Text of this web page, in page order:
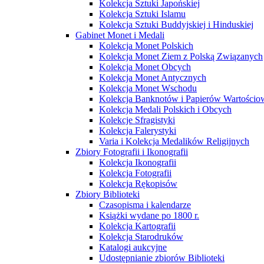
Kolekcja Sztuki Japońskiej
Kolekcja Sztuki Islamu
Kolekcja Sztuki Buddyjskiej i Hinduskiej
Gabinet Monet i Medali
Kolekcja Monet Polskich
Kolekcja Monet Ziem z Polską Związanych
Kolekcja Monet Obcych
Kolekcja Monet Antycznych
Kolekcja Monet Wschodu
Kolekcja Banknotów i Papierów
Kolekcja Medali Polskich i Obcych
Kolekcje Sfragistyki
Kolekcja Falerystyki
Varia i Kolekcja Medalików Religijnych
Zbiory Fotografii i Ikonografii
Kolekcja Ikonografii
Kolekcja Fotografii
Kolekcja Rękopisów
Zbiory Biblioteki
Czasopisma i kalendarze
Książki wydane po 1800 r.
Kolekcja Kartografii
Kolekcja Starodruków
Katalogi aukcyjne
Udostępnianie zbiorów Biblioteki